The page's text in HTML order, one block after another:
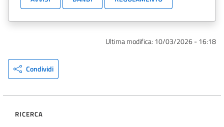
Ultima modifica: 10/03/2026 - 16:18
Condividi
RICERCA